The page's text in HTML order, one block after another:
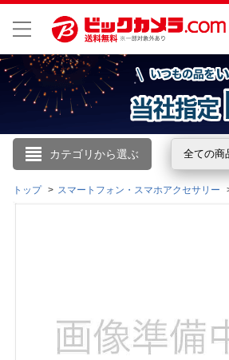
カテゴリから選ぶ 全ての商
こんにちは
ログイン
閲覧履歴
トップ スマートフォン・スマホアクセサリー